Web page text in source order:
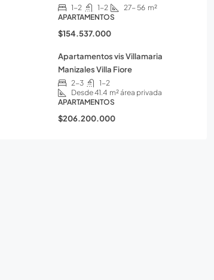
1-2 1-2 27- 56 m²
APARTAMENTOS
$154.537.000
Apartamentos vis Villamaria
Manizales Villa Fiore
2-3
1-2
Desde 41.4 m² área privada
APARTAMENTOS
$206.200.000